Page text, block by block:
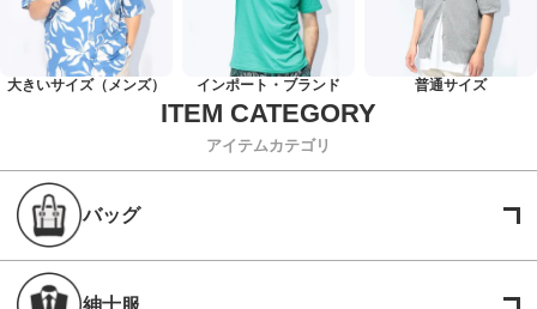
大きいサイズ（メンズ） インポート・ブランド 普通サイズ
アイテムカテゴリ
バッグ
紳士服